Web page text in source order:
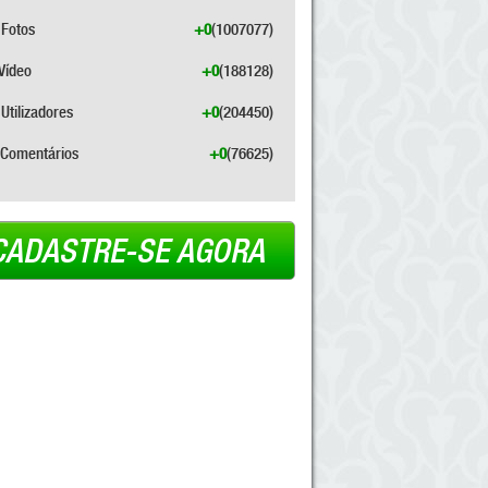
(1007077)
+0
(188128)
+0
(204450)
+0
(76625)
+0
SE AGORA